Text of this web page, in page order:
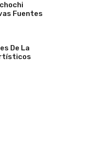
Fuentes
De La